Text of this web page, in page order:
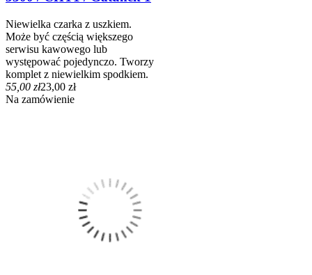
Niewielka czarka z uszkiem.
Może być częścią większego
serwisu kawowego lub
występować pojedynczo. Tworzy
komplet z niewielkim spodkiem.
55,00 zł23,00 zł
Na zamówienie